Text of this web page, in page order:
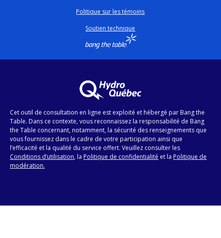
Politique sur les témoins
Soutien technique
Cet outil de consultation en ligne est exploité et hébergé par Bang the
Table. Dans ce contexte, vous reconnaissez la responsabilité de Bang
the Table concernant, notamment, la sécurité des renseignements que
vous fournissez dans le cadre de votre participation ainsi que
l’efficacité et la qualité du service offert. Veuillez consulter les
Conditions d’utilisation, la Politique de confidentialité et la Politique de
modération.